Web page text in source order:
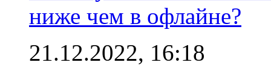
ниже чем в офлайне?
21.12.2022, 16:18